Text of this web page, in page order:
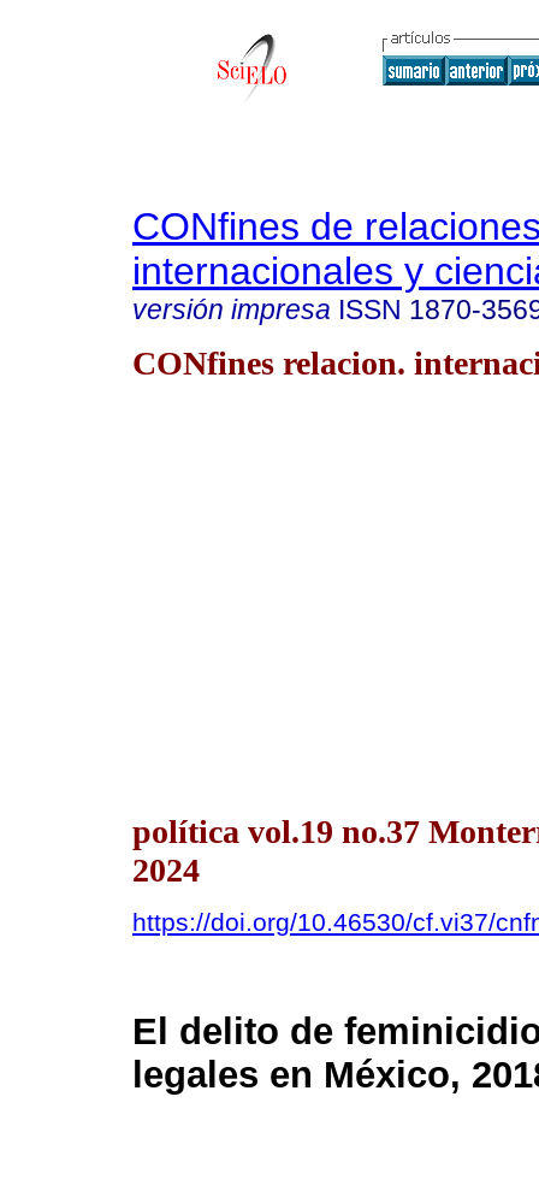
CONfines de
internacionales y
versión impresa ISSN 1870-
CONfines relacion.
política vol.19 no.37
2024
https://doi.org/10.46530/cf.vi37/
El delito de
legales en México,